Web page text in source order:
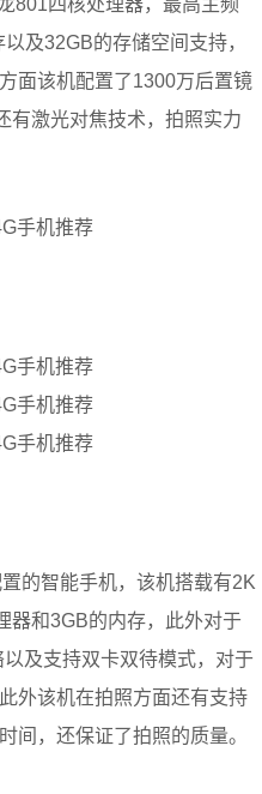
801四核处理器，最高主频
及32GB的存储空间支持，
面该机配置了1300万后置镜
有激光对焦技术，拍照实力
的智能手机，该机搭载有2K
器和3GB的内存，此外对于
及支持双卡双待模式，对于
外该机在拍照方面还有支持
间，还保证了拍照的质量。